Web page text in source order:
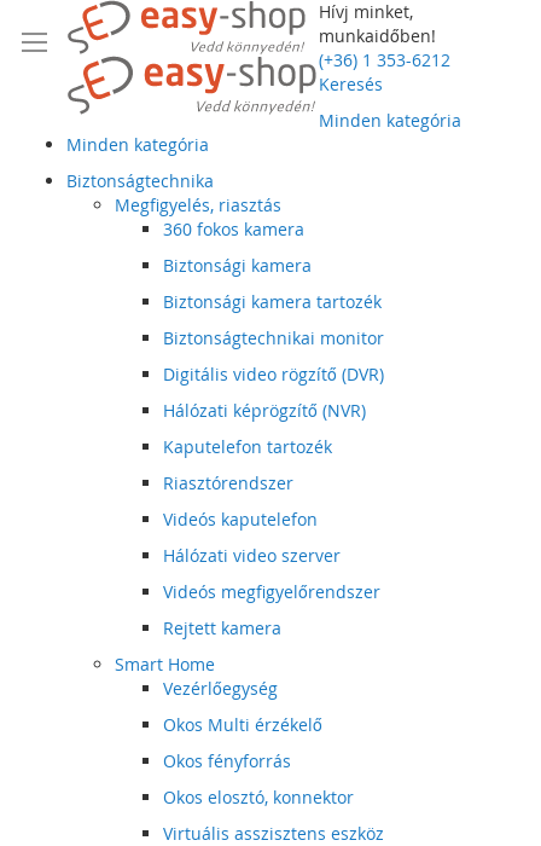
Hívj minket,
munkaidőben!
(+36) 1 353-6212
Keresés
Minden kategória
Minden kategória
Biztonságtechnika
Megfigyelés, riasztás
360 fokos kamera
Biztonsági kamera
Biztonsági kamera tartozék
Biztonságtechnikai monitor
Digitális video rögzítő (DVR)
Hálózati képrögzítő (NVR)
Kaputelefon tartozék
Riasztórendszer
Videós kaputelefon
Hálózati video szerver
Videós megfigyelőrendszer
Rejtett kamera
Smart Home
Vezérlőegység
Okos Multi érzékelő
Okos fényforrás
Okos elosztó, konnektor
Virtuális asszisztens eszköz